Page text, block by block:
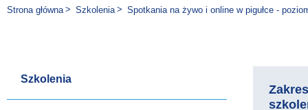
Jesteś tutaj:
Strona główna Szkolenia Spotkania na żywo i online w pigułce -
Szkolenia
Zakres